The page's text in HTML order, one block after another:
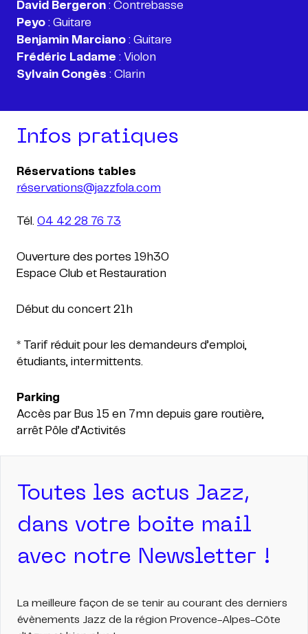
David Bergeron
Peyo
Benjamin Marciano
Frédéric Ladame
Sylvain Congès : Clarin
Infos pratiques
réservations@jazzfola.com
Tél. 04 42 28 76 73
Ouverture des portes 19h30
Espace Club et Restauration
Début du concert 21h
* Tarif réduit pour les demandeurs d’emploi,
étudiants, intermittents.
Parking
Accès par Bus 15 en 7mn depuis gare routière,
arrêt Pôle d’Activités
Toutes les actus Jazz,
dans votre boite mail
avec notre Newsletter !
La meilleure façon de se tenir au courant des derniers
évènements Jazz de la région Provence-Alpes-Côte